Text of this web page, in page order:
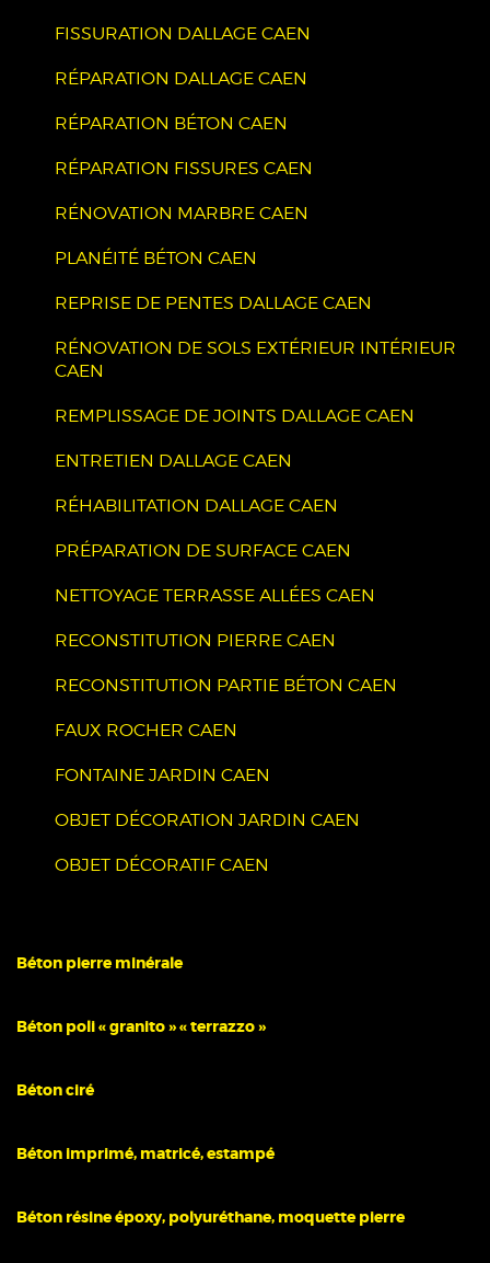
FISSURATION DALLAGE CAEN
RÉPARATION DALLAGE CAEN
RÉPARATION BÉTON CAEN
RÉPARATION FISSURES CAEN
RÉNOVATION MARBRE CAEN
PLANÉITÉ BÉTON CAEN
REPRISE DE PENTES DALLAGE CAEN
RÉNOVATION DE SOLS EXTÉRIEUR INTÉRIEUR
CAEN
REMPLISSAGE DE JOINTS DALLAGE CAEN
ENTRETIEN DALLAGE CAEN
RÉHABILITATION DALLAGE CAEN
PRÉPARATION DE SURFACE CAEN
NETTOYAGE TERRASSE ALLÉES CAEN
RECONSTITUTION PIERRE CAEN
RECONSTITUTION PARTIE BÉTON CAEN
FAUX ROCHER CAEN
FONTAINE JARDIN CAEN
OBJET DÉCORATION JARDIN CAEN
OBJET DÉCORATIF CAEN
Béton pierre minérale
Béton poli « granito » « terrazzo »
Béton ciré
Béton imprimé, matricé, estampé
Béton résine époxy, polyuréthane, moquette pierre